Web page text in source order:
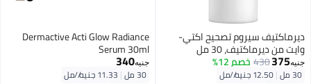
ديرماكتيف سيروم تصحيح اكتي-
وايت من ديرماكتيف، 30 مل
جنيه375
430 خصم 12%
30 مل |12.50 جنيه/⁨/مل⁩
Dermactive Acti Glow Radiance
Serum 30ml
جنيه340
30 مل |